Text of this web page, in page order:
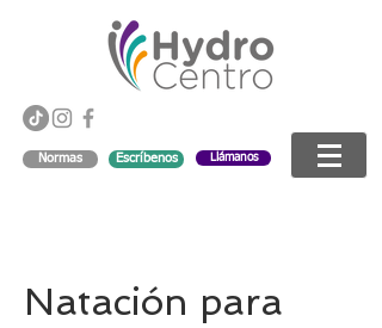
Normas Escríbenos Llámanos
Natación para